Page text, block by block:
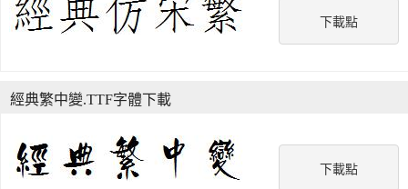
下載點
下載點
經典繁中變.TTF字體下載